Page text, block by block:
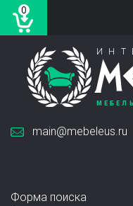
0
Форма поиска
main@mebeleus.ru